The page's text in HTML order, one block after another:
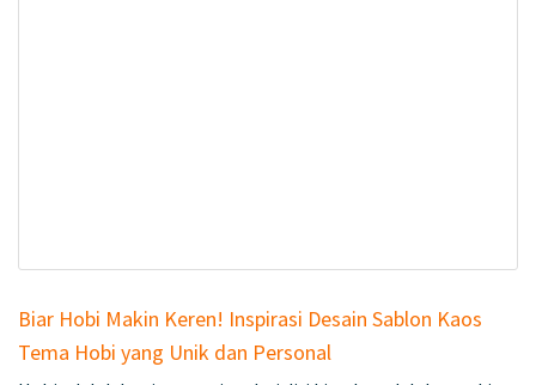
Biar Hobi Makin Keren! Inspirasi Desain Sablon Kaos
Tema Hobi yang Unik dan Personal